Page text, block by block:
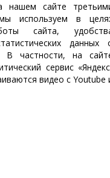
нашем сайте
используем в
сайта,
данных
В частности, на
сервис
видео с Youtube